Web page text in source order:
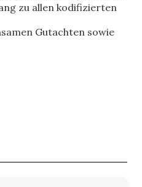
zu allen kodifizierten
Gutachten sowie